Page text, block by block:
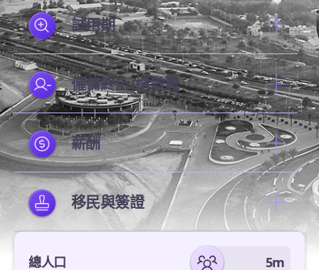
試用期
僱傭終止/遣散費
薪酬
移民與簽證
總人口 5m